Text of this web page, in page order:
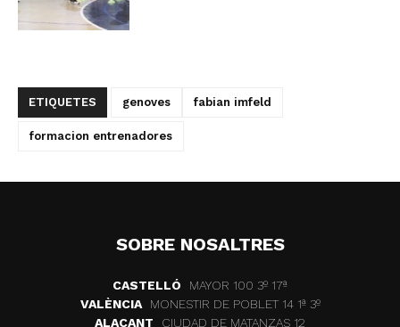
ETIQUETES genoves fabian imfeld
formacion entrenadores
SOBRE NOSALTRES
CASTELLÓ
MAYOR 100 3º 17ª
VALÈNCIA
MONESTIR DE POBLET 14 1ª 3º
ALACANT
CIUDAD DE MATANZAS 12